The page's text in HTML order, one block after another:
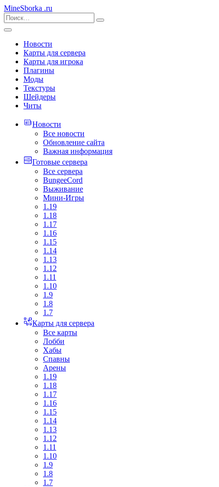
MineSborka .ru
Новости
Карты для сервера
Карты для игрока
Плагины
Моды
Текстуры
Шейдеры
Читы
Новости
Все новости
Обновление сайта
Важная информация
Готовые сервера
Все сервера
BungeeCord
Выживание
Мини-Игры
1.19
1.18
1.17
1.16
1.15
1.14
1.13
1.12
1.11
1.10
1.9
1.8
1.7
Карты для сервера
Все карты
Лобби
Хабы
Спавны
Арены
1.19
1.18
1.17
1.16
1.15
1.14
1.13
1.12
1.11
1.10
1.9
1.8
1.7